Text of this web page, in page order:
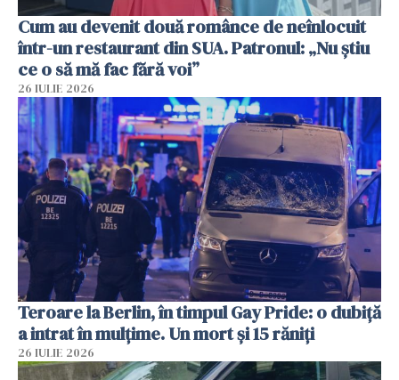
Cum au devenit două românce de neînlocuit
într-un restaurant din SUA. Patronul: „Nu știu
ce o să mă fac fără voi”
26 IULIE 2026
Teroare la Berlin, în timpul Gay Pride: o dubiță
a intrat în mulțime. Un mort și 15 răniți
26 IULIE 2026